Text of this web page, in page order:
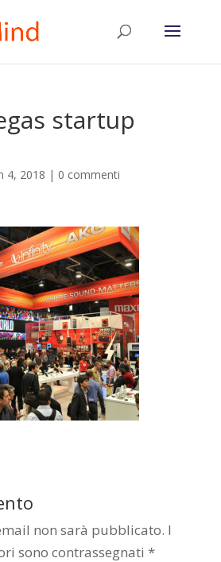
startup
4, 2018 | 0 commenti
non sarà pubblicato. I
sono contrassegnati *